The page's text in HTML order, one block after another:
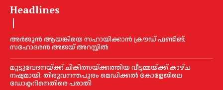
Headlines
അര്‍ജുന്‍ ആയങ്കിയെ സഹായിക്കാൻ ക്രൗഡ് ഫണ്ടിങ്;
സഹോദരന്‍ അജയ് അറസ്റ്റില്‍
മുട്ടുവേദനയ്ക്ക് ചികിത്സയ്ക്കത്തിയ വീട്ടമ്മയ്ക്ക് കാഴ്ച
നഷ്ടമായി: തിരുവനന്തപുരം മെഡിക്കല്‍ കോളേജിലെ
ഡോക്ടറിനെതിരെ പരാതി